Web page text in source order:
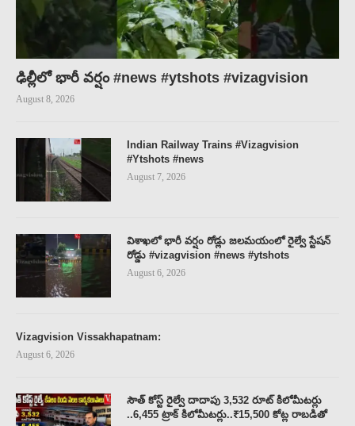
ఢిల్లీలో భారీ వర్షం #news #ytshots #vizagvision
August 8, 2026
Indian Railway Trains #Vizagvision
#Ytshots #news
August 7, 2026
విశాఖలో భారీ వర్షం రోడ్లు జలమయంలో రైల్వే స్టేషన్
రోడ్డు #vizagvision #news #ytshots
August 6, 2026
Vizagvision Vissakhapatnam:
August 6, 2026
సౌత్ కోస్ట్ రైల్వే దాదాపు 3,532 రూట్ కిలోమీటర్లు
..6,455 ట్రాక్ కిలోమీటర్లు..₹15,500 కోట్ల రాబడితో